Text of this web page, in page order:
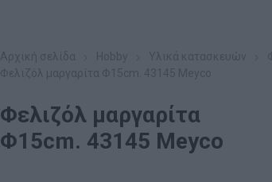
Φελιζόλ μαργαρίτα
Φ15cm. 43145 Meyco